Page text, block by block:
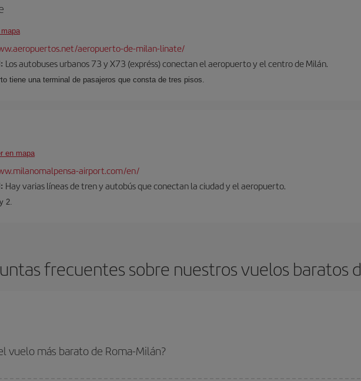
aeropuerto-de-milan-linate/
Los autobuses urbanos 73 y X73 (expréss) conectan el aeropuerto y el centro de Milán.
tiene una terminal de pasajeros que consta de tres pisos.
en mapa
airport.com/en/
Hay varias líneas de tren y autobús que conectan la ciudad y el aeropuerto.
2.
frecuentes sobre nuestros vuelos baratos
vuelo más barato de Roma-Milán?